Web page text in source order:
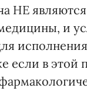
НЕ
и
если в этой